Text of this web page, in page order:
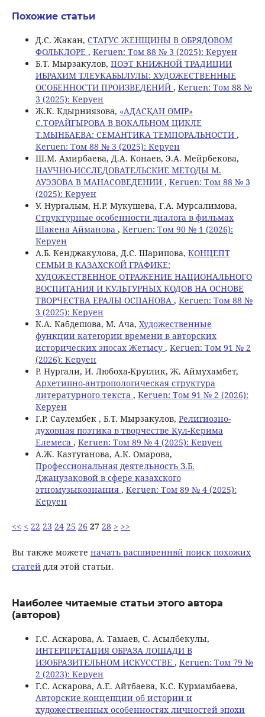
Похожие статьи
Д.С. Жакан, СТАТУС ЖЕНЩИНЫ В ОБРЯДОВОМ
ФОЛЬКЛОРЕ , Keruen: Том 88 № 3 (2025): Керуен
Б.T. Мырзакулов, ПОЭТ КНИЖНОЙ ТРАДИЦИИ
ИБРАХИМ ТЛЕУКАБЫЛУЛЫ: ХУДОЖЕСТВЕННЫЕ
ОСОБЕННОСТИ ПРОИЗВЕДЕНИЙ , Keruen: Том 88 №
3 (2025): Керуен
Ж.К. Кдырниязова, «АДАСҚАН ӨМІР»
С.ТОРАЙГЫРОВА В ВОКАЛЬНОМ ЦИКЛЕ
Т.МЫНБАЕВА: СЕМАНТИКА ТЕМПОРАЛЬНОСТИ ,
Keruen: Том 88 № 3 (2025): Керуен
Ш.М. Амирбаева, Д.А. Конаев, Э.А. Мейрбекова,
НАУЧНО-ИССЛЕДОВАТЕЛЬСКИЕ МЕТОДЫ М.
АУЭЗОВА В МАНАСОВЕДЕНИИ , Keruen: Том 88 № 3
(2025): Керуен
У. Нургалым, Н.Р. Мукушева, Г.А. Мурсалимова,
Структурные особенности диалога в фильмах
Шакена Айманова , Keruen: Том 90 № 1 (2026):
Керуен
А.Б. Кенджакулова, Д.С. Шарипова, КОНЦЕПТ
СЕМЬИ В КАЗАХСКОЙ ГРАФИКЕ:
ХУДОЖЕСТВЕННОЕ ОТРАЖЕНИЕ НАЦИОНАЛЬНОГО
ВОСПИТАНИЯ И КУЛЬТУРНЫХ КОДОВ НА ОСНОВЕ
ТВОРЧЕСТВА ЕРАЛЫ ОСПАНОВА , Keruen: Том 88 №
3 (2025): Керуен
К.А. Кабдешова, M. Ача, Художественные
функции категории времени в авторских
исторических эпосах Жетысу , Keruen: Том 91 № 2
(2026): Керуен
Р. Нургали, И. Любоха-Круглик, Ж. Аймухамбет,
Архетипно-антропологическая структура
литературного текста , Keruen: Том 91 № 2 (2026):
Керуен
Г.Р. Саулембек , Б.Т. Мырзакулов, Религиозно-
духовная поэтика в творчестве Kул-Kерима
Eлемеса , Keruen: Том 89 № 4 (2025): Керуен
А.Ж. Казтуганова, А.К. Омарова,
Профессиональная деятельность З.Б.
Джанузаковой в сфере казахского
этномузыкознания , Keruen: Том 89 № 4 (2025):
Керуен
<< < 22 23 24 25 26 27 28 > >>
Вы также можете начать расширеннвй поиск похожих
статейдля этой статьи.
Наиболее читаемые статьи этого автора
(авторов)
Г.С. Аскарова, А. Тамаев, C. Асылбекулы,
ИНТЕРПРЕТАЦИЯ ОБРАЗА ЛОШАДИ В
ИЗОБРАЗИТЕЛЬНОМ ИСКУССТВЕ , Keruen: Том 79 №
2 (2023): Керуен
Г.С. Аскарова, А.Е. Айтбаева, К.С. Курмамбаева,
Авторские концепции об истории и
художественных особенностях личностей эпохи